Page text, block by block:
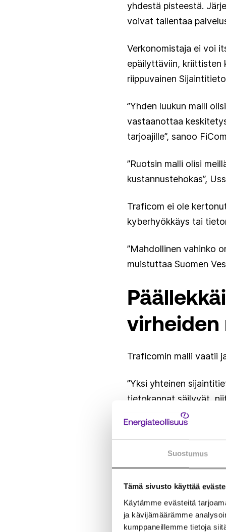
Suostumus
Tämä sivusto käyttää
Käytämme evästeitä
ja kävijämäärämme
kumppaneillemme tietoja
yhdestä pisteestä.
voivat tallentaa
Verkonomistaja ei voi
epäilyttäviin, kriittisten
riippuvainen
”Yhden luukun malli
vastaanottaa
tarjoajille”, sanoo
”Ruotsin malli olisi
kustannustehokas”,
Traficom ei ole
kyberhyökkäys tai
”Mahdollinen vahinko
muistuttaa Suomen
virheiden
Traficomin malli vaatii
”Yksi yhteinen
tietokannat säilyvät,
Sijaintitietopalveluun”,
Verkkotietojen
Nykymuotoinen
verkkojen
Nämä aiheuttavat
Lisäksi erityyppisten
ja verkonomistajat